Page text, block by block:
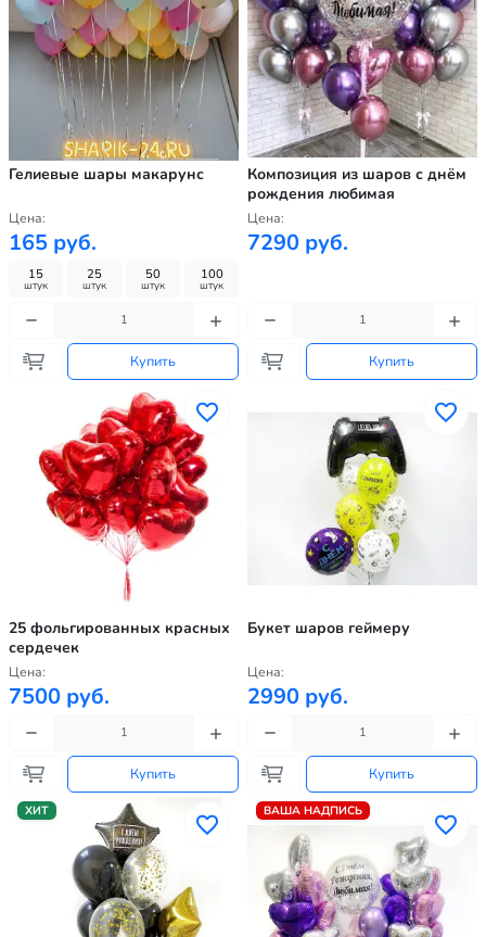
Гелиевые шары макарунс
Цена:
165 руб.
15
штук
25
штук
50
штук
100
штук
Купить
Композиция из шаров с днём
рождения любимая
Цена:
7290 руб.
Купить
25 фольгированных красных
сердечек
Цена:
7500 руб.
Купить
Букет шаров геймеру
Цена:
2990 руб.
Купить
ХИТ ВАША НАДПИСЬ